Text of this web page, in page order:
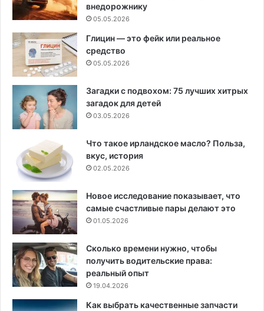
внедорожнику
05.05.2026
Глицин — это фейк или реальное
средство
05.05.2026
Загадки с подвохом: 75 лучших хитрых
загадок для детей
03.05.2026
Что такое ирландское масло? Польза,
вкус, история
02.05.2026
Новое исследование показывает, что
самые счастливые пары делают это
01.05.2026
Сколько времени нужно, чтобы
получить водительские права:
реальный опыт
19.04.2026
Как выбрать качественные запчасти